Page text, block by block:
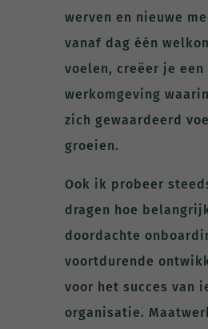
werven en nieuwe
vanaf dag één
voelen, creëer je een
werkomgeving
zich gewaardeerd
groeien.
Ook ik probeer
dragen hoe
doordachte
voortdurende
voor het succes van
organisatie.